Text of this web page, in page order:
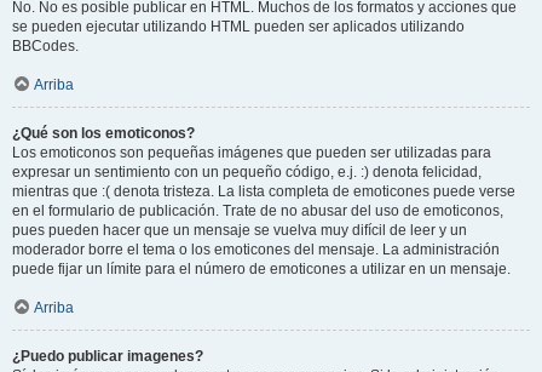
No. No es posible publicar en HTML. Muchos de los formatos y acciones que
se pueden ejecutar utilizando HTML pueden ser aplicados utilizando
BBCodes.
Arriba
¿Qué son los emoticonos?
Los emoticonos son pequeñas imágenes que pueden ser utilizadas para
expresar un sentimiento con un pequeño código, e.j. :) denota felicidad,
mientras que :( denota tristeza. La lista completa de emoticones puede verse
en el formulario de publicación. Trate de no abusar del uso de emoticonos,
pues pueden hacer que un mensaje se vuelva muy difícil de leer y un
moderador borre el tema o los emoticones del mensaje. La administración
puede fijar un límite para el número de emoticones a utilizar en un mensaje.
Arriba
¿Puedo publicar imagenes?